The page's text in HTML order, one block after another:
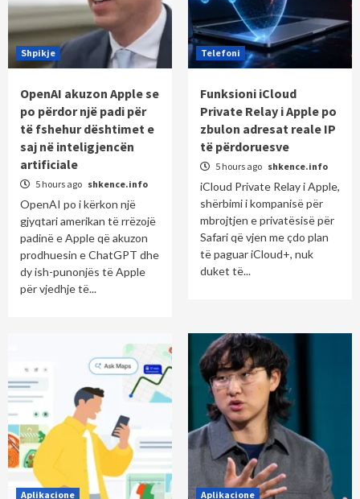
Shpikje
OpenAI akuzon Apple se
po përdor një padi për
të fshehur dështimet e
saj në inteligjencën
artificiale
5 hours ago shkence.info
OpenAI po i kërkon një
gjyqtari amerikan të rrëzojë
padinë e Apple që akuzon
prodhuesin e ChatGPT dhe
dy ish-punonjës të Apple
për vjedhje të...
Telefoni
Funksioni iCloud
Private Relay i Apple po
zbulon adresat reale IP
të përdoruesve
5 hours ago shkence.info
iCloud Private Relay i Apple,
shërbimi i kompanisë për
mbrojtjen e privatësisë për
Safari që vjen me çdo plan
të paguar iCloud+, nuk
duket të...
Aplikacione Aplikacione